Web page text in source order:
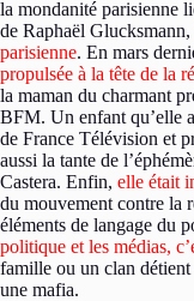
la mondanité parisienne
de Raphaël Glucksmann,
parisienne. En mars
propulsée à la tête de la
la maman du charmant
BFM. Un enfant qu’elle
de France Télévision et
aussi la tante de
Castera. Enfin, elle était
du mouvement contre la
éléments de langage du
politique et les médias,
famille ou un clan détient
une mafia.